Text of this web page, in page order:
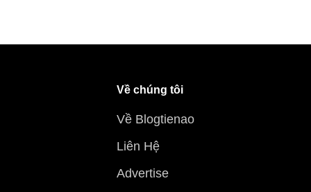
Về chúng tôi
Về Blogtienao
Liên Hệ
Advertise